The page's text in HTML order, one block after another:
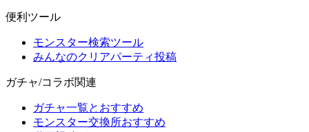
便利ツール
モンスター検索ツール
みんなのクリアパーティ投稿
ガチャ/コラボ関連
ガチャ一覧とおすすめ
モンスター交換所おすすめ